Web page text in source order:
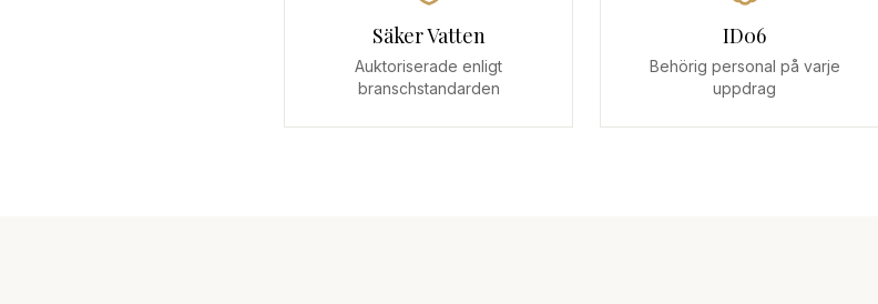
Säker Vatten
Auktoriserade enligt
branschstandarden
ID06
Behörig personal på varje
uppdrag